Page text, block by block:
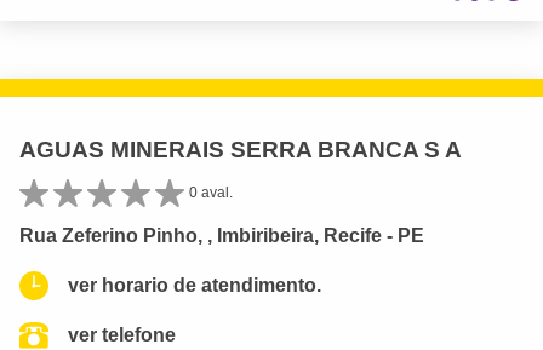
AGUAS MINERAIS SERRA BRANCA S A
0 aval.
Rua Zeferino Pinho, , Imbiribeira, Recife - PE
ver horario de atendimento.
ver telefone